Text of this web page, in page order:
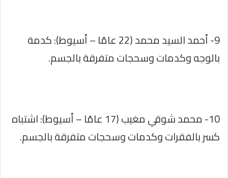
9- أحمد السيد محمد (22 عامًا – أسيوط): كدمة
بالوجه وكدمات وسحجات متفرقة بالجسم.
10- محمد شوقي مغيب (17 عامًا – أسيوط): اشتباه
كسر بالفقرات وكدمات وسحجات متفرقة بالجسم.